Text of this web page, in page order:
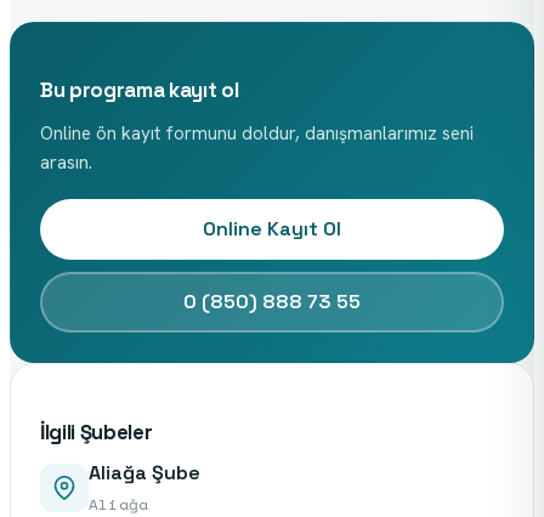
Bu programa kayıt ol
Online ön kayıt formunu doldur, danışmanlarımız seni
arasın.
Online Kayıt Ol
0 (850) 888 73 55
İlgili Şubeler
Aliağa Şube
Aliağa